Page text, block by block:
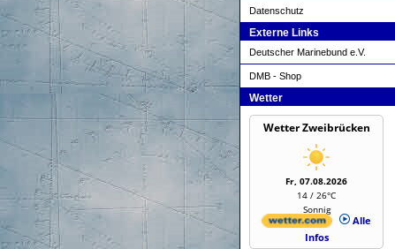
Datenschutz
Externe Links
Deutscher Marinebund e.V.
DMB - Shop
Wetter
Wetter Zweibrücken
Fr, 07.08.2026
14 / 26°C
Sonnig
Alle
Infos